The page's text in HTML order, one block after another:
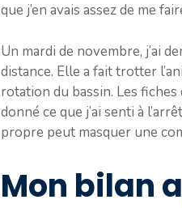
que j’en avais assez de me
Un mardi de novembre, j’ai
distance. Elle a fait trotter
rotation du bassin. Les fiches
donné ce que j’ai senti à
propre peut masquer une
Mon bilan